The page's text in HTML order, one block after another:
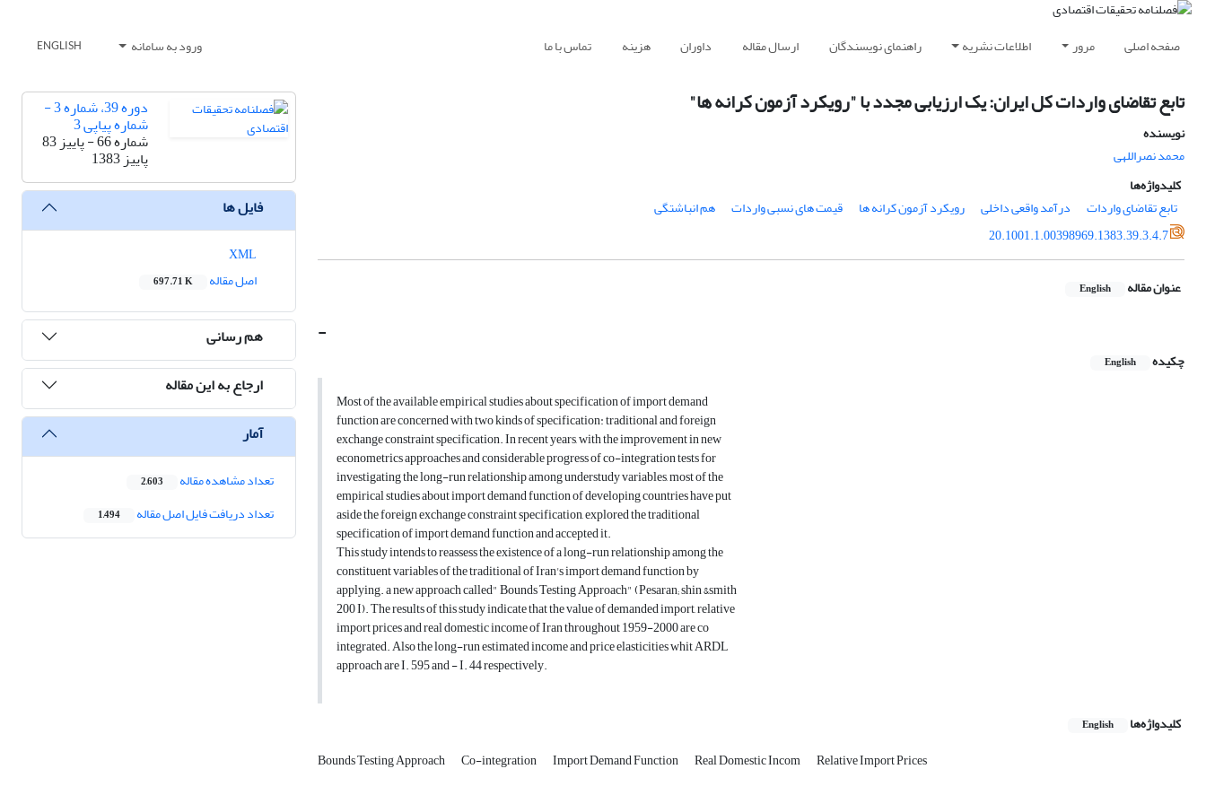
صفحه اصلی مرور اطلاعات نشریه راهنمای نویسندگان ارسال مقاله داوران هزینه تماس با ما ورود به سامانه ENGLISH
تابع تقاضای واردات کل ایران: یک ارزیابی مجدد با "رویکرد آزمون کرانه ها"
نویسنده
محمد نصراللهی
کلیدواژه‌ها
تابع تقاضای واردات
درآمد واقعی داخلی رویکرد آزمون کرانه ها قیمت های نسبی واردات
هم انباشتگی
20.1001.1.00398969.1383.39.3.4.7
عنوان مقاله English
-
چکیده English
Most of the available empirical studies about specification of import demand
function are concerned with two kinds of specification: traditional and foreign
exchange constraint specification. In recent years, with the improvement in new
econometrics approaches and considerable progress of co-integration tests for
investigating the long-run relationship among understudy variables, most of the
empirical studies about import demand function of developing countries have put
aside the foreign exchange constraint specification, explored the traditional
specification of import demand function and accepted it.
This study intends to reassess the existence of a long-run relationship among the
constituent variables of the traditional of Iran's import demand function by
applying. a new approach called" Bounds Testing Approach" (Pesaran; shin &smith
200 I). The results of this study indicate that the value of demanded import, relative
import prices and real domestic income of Iran throughout 1959-2000 are co
integrated. Also the long-run estimated income and price elasticities whit ARDL
approach are I. 595 and - I. 44 respectively.
کلیدواژه‌ها English
Bounds Testing Approach Co-integration Import Demand Function Real Domestic Incom Relative Import Prices
دوره 39، شماره 3 -
شماره پیاپی 3
شماره 66 - پاییز 83
پاییز 1383
فایل ها
اصل مقاله
697.71 K
هم رسانی
ارجاع به این مقاله
آمار
تعداد مشاهده مقاله 2,603
تعداد دریافت فایل اصل مقاله 1,494